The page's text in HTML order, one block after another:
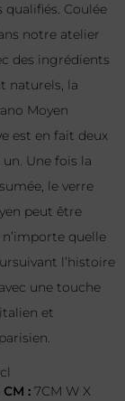
qualifiés. Coulée
notre atelier
des ingrédients
naturels, la
Moyen
est en fait deux
Une fois la
le verre
peut être
quelle
l’histoire
une touche
et
: 7CM W X